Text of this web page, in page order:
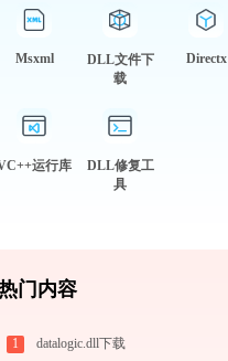
Msxml
DLL文件下
载
Directx
运行库
DLL修复工
具
门内容
1 datalogic.dll下载